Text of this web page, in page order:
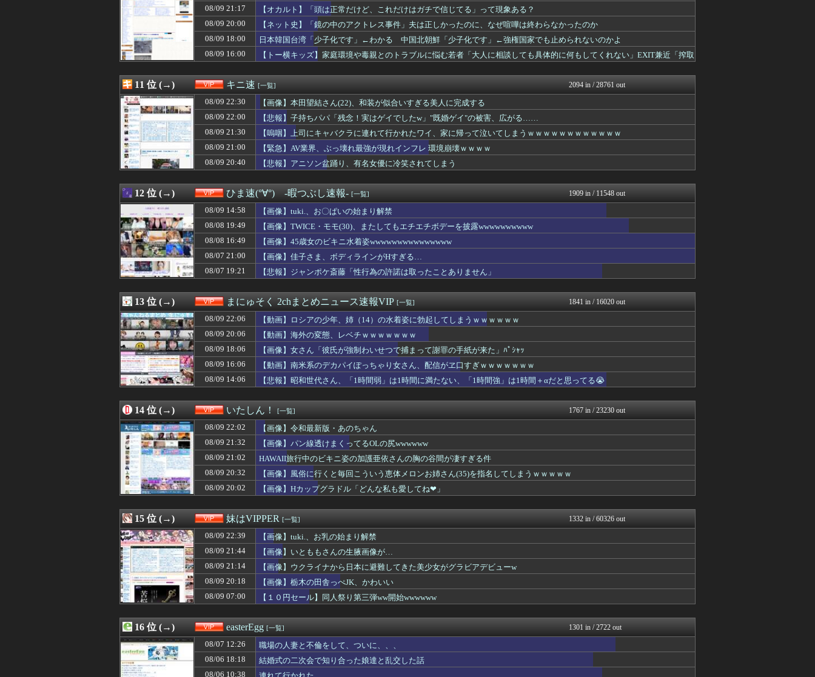
08/09 20:25
【驚愕】ブス女にチンコしごかれたらｗｗｗｗｗｗｗｗｗｗｗwwww
08/09 20:25
医者「麻酔かけますよー」 わい(全身麻酔に耐えて見せる！うおおおおおお！！！！...
ゴールデンタイムズ
ダウンタウンの後継者が「千鳥」になるなんて誰が予想できたんや
キニ速
08/09 20:20
帰省ワイの1日、犬の散歩→パチスロ これしかない
りぷらい速報
08/09 20:18
【画像】栃木の田舎っぺJK、かわいい
妹はVIPPER
08/09 20:18
【衝撃】ロシアさん、国民の財産を没収しはじめるｗｗｗｗｗ
NEWSぽけまとめーる
08/09 20:11
【速報】YOASOBI幾田りら、最新のCカップお乳wwwwwwwwww
BIPブログ
08/09 20:10
【画像】新聞さん、壮大な縦読みを仕込んでしまう🥺ｗｗｗｗｗｗ
スコールちゃんねる｜２ちゃ...
08/09 20:10
ドイツ空港のウクライナ支援機を狙った軍用爆弾ドローン、空港職員が蹴り落として偶...
08/09 20:09
記録的猛暑の欧州、ドナウ川の水位が低下してマンモスの骨や沈没したドイツ軍の戦艦...
08/09 20:09
【悲報】名探偵プリキュア、前作から売上が10億円ダウンwwwwwwwww
ぶる速-VIP
08/09 20:06
【動画】海外の変態、レベチｗｗｗｗｗｗｗ
まにゅそく 2chまとめニ...
08/09 20:05
【画像】美容師「…手は尽くしました」陰キャ女子「…ﾋｭｯ」→結果！
08/09 20:03
【わかる】セクシー女優が整形して復活すると萎えるよな(´・ω:;.:...
08/09 20:02
【画像】Hカップグラドル「どんな私も愛してね❤」
いたしん！
08/09 20:00
【動画】ルビィちゃん、浜田雅功に首を絞められたせいで段々おかしな仕事が増える
キニ速
08/09 20:00
内部破損した水筒に酸性飲料を入れると金属が溶け出し身体を壊す「古い水筒は新品に...
【2ch】ニュー速クオリテ...
08/09 20:00
【画像】札幌の激安居酒屋来たから実況するで【実況】
08/09 20:00
【ネット史】「鏡の中のアクトレス事件」夫は正しかったのに、なぜ喧嘩は終わらなか...
08/09 20:00
謎の勢力「AI発展したらお前らは皆クビになるわ」→未だかつてAIのせいで失業し...
VIPワイドガイド
08/09 20:00
謎の勢力「AI発展したらお前らは皆クビになるわ」→未だかつてAIのせいで失業し...
(*ﾟ∀ﾟ)ゞカガクニュー...
08/09 19:58
【鬼ｼｺ画像】巨乳ババア先輩(33)、休日にセフレ男とのセク口スでイキまくって...
08/09 19:51
デッドプールの勝利セリフ、酷すぎるｗｗｗｗｗｗｗｗｗｗ
08/09 19:50
【悲報】速水もこみちが新オープンしたカフェ、サンドイッチ1つ3000円ｗｗｗｗ...
VIPPER速報
08/09 19:45
佐倉綾音(32)、悠木碧（34）、早見沙織（35）←ここら辺の独身ベテラン声優...
(*ﾟ∀ﾟ)ゞカガクニュー...
08/09 19:45
佐倉綾音(32)、悠木碧（34）、早見沙織（35）←ここら辺の独身ベテラン声優...
VIPワイドガイド
08/09 19:44
【朗報】秋田県、オイルマネーが転がり込んでガチで東北最強へｗｗｗｗｗｗｗｗｗｗ...
08/09 19:41
【画像】秘湯ロマン、美女のナマ腋とこぼれそうなお乳wwwww
08/09 19:40
車で要らない装備、「電動シート」に決まる・・・ｗ
スコールちゃんねる｜２ちゃ...
08/09 19:35
【悲報】電車乗り込みぼく「おっ、可愛いミニスカＯＬちゃんの隣あいてんじゃん！座...
不思議.net - 5ch...
08/09 19:34
【朗報】筋トレ民ぼく、最高の脚トレマシンに出会うｗｗｗｗｗｗ
08/09 19:32
【画像】ビリー・アイリッシュ(24)さん、ライブでマンスジが見える衣装を着て炎...
いたしん！
08/09 19:30
シカ「全部喰った」 祭り中止10へ
キニ速
08/09 19:30
マジでこれだけは日本製じゃないとダメな物・・・
【2ch】ニュー速クオリテ...
08/09 19:27
【悲報】FIFA会長、UEFAが許してくれなくて詰む・・・
ぶる速-VIP
08/09 19:25
【驚愕】医者「妊娠は難しい身体」彼女「うぅ…」ワイ「（やった！）」→wwww
バズッター速報
08/09 19:15
彼女のまんこに異変おきたwww
08/09 19:11
【悲報】洋服の青山の「空調ウェア」ガチでエグいwwwwwwwwwww
08/09 19:10
【ＧＩＦ】仙台育英の女子マネ、神聖な甲子園でウインクをしてしまうｗｗｗ
スコールちゃんねる｜２ちゃ...
08/09 19:09
ショートスリーパーの堀大輔さん、4時間寝てた事がバレるwwwww
ぶる速-VIP
08/09 19:09
【熊本地震】車中泊避難民 ガソリンが空になり亡くなる
コノユビニュース｜みんなの...
08/09 19:03
【えぇ】サラ金で借りて風ｲ谷行ったｗ
08/09 19:02
【朗報】むちむち女子バレー選手さん、脱いでしまう💕💕💕
いたしん！
08/09 19:00
【画像】白石麻衣さん(34)、高校生の息子がいるオカンみたいになってしまう ラビット速報
08/09 21:17
【オカルト】「頭は正常だけど、これだけはガチで信じてる」って現象ある？
08/09 20:00
【ネット史】「鏡の中のアクトレス事件」夫は正しかったのに、なぜ喧嘩は終わらなかったのか
08/09 18:00
日本韓国台湾「少子化です」←わかる 中国北朝鮮「少子化です」←強権国家でも止められないのかよ
08/09 16:00
【トー横キッズ】家庭環境や毒親とのトラブルに悩む若者「大人に相談しても具体的に何もしてくれない」EXIT兼近「搾取
11 位 (→) キニ速 [一覧] 2094 in / 28761 out
08/09 22:30
【画像】本田望結さん(22)、和装が似合いすぎる美人に完成する
08/09 22:00
【悲報】子持ちパパ「残念！実はゲイでしたw」"既婚ゲイ"の被害、広がる……
08/09 21:30
【嗚咽】上司にキャバクラに連れて行かれたワイ、家に帰って泣いてしまうｗｗｗｗｗｗｗｗｗｗｗｗ
08/09 21:00
【緊急】AV業界、ぶっ壊れ最強が現れインフレ 環境崩壊ｗｗｗｗ
08/09 20:40
【悲報】アニソン盆踊り、有名女優に冷笑されてしまう
12 位 (→) ひま速(°∀°) -暇つぶし速報- [一覧] 1909 in / 11548 out
08/09 14:58
【画像】tuki.、お〇ぱいの始まり解禁
08/08 19:49
【画像】TWICE・モモ(30)、またしてもエチエチボデーを披露wwwwwwwwww
08/08 16:49
【画像】45歳女のビキニ水着姿wwwwwwwwwwwwwww
08/07 21:00
【画像】佳子さま、ボディラインがHすぎる…
08/07 19:21
【悲報】ジャンポケ斎藤「性行為の許諾は取ったことありません」
13 位 (→) まにゅそく 2chまとめニュース速報VIP [一覧] 1841 in / 16020 out
08/09 22:06
【動画】ロシアの少年、姉（14）の水着姿に勃起してしまうｗｗｗｗｗｗ
08/09 20:06
【動画】海外の変態、レベチｗｗｗｗｗｗｗ
08/09 18:06
【画像】女さん「彼氏が強制わいせつで捕まって謝罪の手紙が来た」ﾊﾟｼｬｯ
08/09 16:06
【動画】南米系のデカパイぽっちゃり女さん、配信がヱ口すぎｗｗｗｗｗｗｗ
08/09 14:06
【悲報】昭和世代さん、「1時間弱」は1時間に満たない、「1時間強」は1時間＋αだと思ってる😭
14 位 (→) いたしん！ [一覧] 1767 in / 23230 out
08/09 22:02
【画像】令和最新版・あのちゃん
08/09 21:32
【画像】パン線透けまくってるOLの尻wwwwww
08/09 21:02
HAWAII旅行中のビキニ姿の加護亜依さんの胸の谷間が凄すぎる件
08/09 20:32
【画像】風俗に行くと毎回こういう恵体メロンお姉さん(35)を指名してしまうｗｗｗｗｗ
08/09 20:02
【画像】Hカップグラドル「どんな私も愛してね❤」
15 位 (→) 妹はVIPPER [一覧] 1332 in / 60326 out
08/09 22:39
【画像】tuki.、お乳の始まり解禁
08/09 21:44
【画像】いとももさんの生腋画像が…
08/09 21:14
【画像】ウクライナから日本に避難してきた美少女がグラビアデビューw
08/09 20:18
【画像】栃木の田舎っぺJK、かわいい
08/09 07:00
【１０円セール】同人祭り第三弾ww開始wwwwww
16 位 (→) easterEgg [一覧] 1301 in / 2722 out
08/07 12:26
職場の人妻と不倫をして、ついに、、、
08/06 18:18
結婚式の二次会で知り合った娘達と乱交した話
08/06 10:38